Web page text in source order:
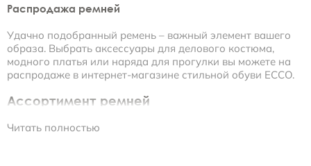
Распродажа ремней
Удачно подобранный ремень – важный элемент вашего
образа. Выбрать аксессуары для делового костюма,
модного платья или наряда для прогулки вы можете на
распродаже в интернет-магазине стильной обуви ECCO.
Ассортимент ремней
• Женские модели представлены яркой цветовой гаммой.
Читать полностью